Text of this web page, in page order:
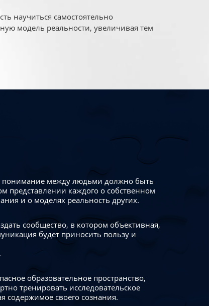
научиться самостоятельно
модель реальности, увеличивая тем
между людьми должно быть
представлении каждого о собственном
и о моделях реальность других.
сообщество, в котором объективная,
будет приносить пользу и
образовательное пространство,
тренировать исследовательское
содержимое своего сознания.